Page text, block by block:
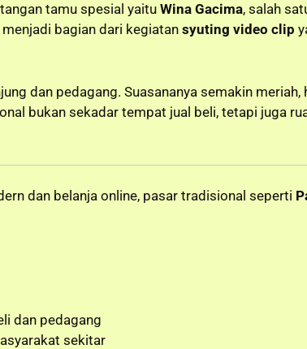
tamu spesial yaituWina Gacima, salah
bagian dari kegiatansyuting video clip
dan pedagang. Suasananya semakin meriah,
bukan sekadar tempat jual beli, tetapi juga
dan belanja online, pasar tradisional seperti
dan pedagang
sekitar